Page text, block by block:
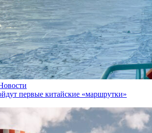
первые китайские «маршрутки»